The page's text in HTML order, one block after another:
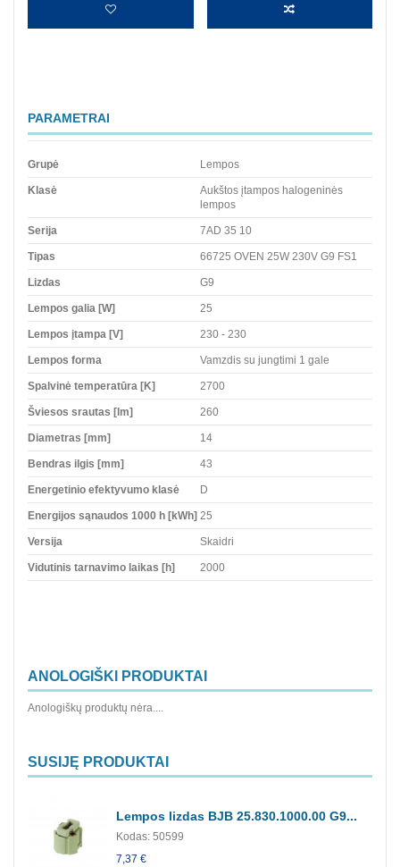
PARAMETRAI
Grupė Lempos
Klasė
Aukštos įtampos halogeninės
lempos
Serija 7AD 35 10
Tipas 66725 OVEN 25W 230V G9 FS1
Lizdas G9
Lempos galia [W] 25
Lempos įtampa [V] 230 - 230
Lempos forma Vamzdis su jungtimi 1 gale
Spalvinė temperatūra [K] 2700
Šviesos srautas [lm] 260
Diametras [mm] 14
Bendras ilgis [mm] 43
Energetinio efektyvumo klasė D
Energijos sąnaudos 1000 h [kWh] 25
Versija Skaidri
Vidutinis tarnavimo laikas [h] 2000
ANOLOGIŠKI PRODUKTAI
Anologiškų produktų nėra....
SUSIJĘ PRODUKTAI
Lempos lizdas BJB 25.830.1000.00 G9...
Kodas: 50599
7,37 €